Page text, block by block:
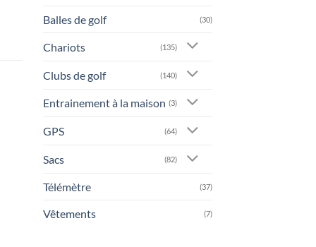
Balles de golf (30)
Chariots (135)
Clubs de golf (140)
Entrainement à la maison (3)
GPS (64)
Sacs (82)
Télémètre (37)
Vêtements (7)